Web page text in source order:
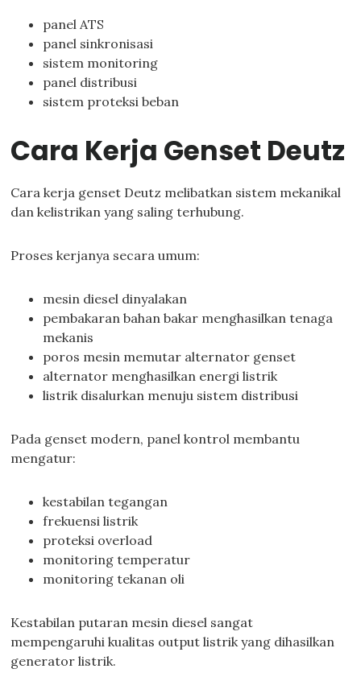
panel ATS
panel sinkronisasi
sistem monitoring
panel distribusi
sistem proteksi beban
Cara Kerja Genset Deutz
Cara kerja genset Deutz melibatkan sistem mekanikal
dan kelistrikan yang saling terhubung.
Proses kerjanya secara umum:
mesin diesel dinyalakan
pembakaran bahan bakar menghasilkan tenaga
mekanis
poros mesin memutar alternator genset
alternator menghasilkan energi listrik
listrik disalurkan menuju sistem distribusi
Pada genset modern, panel kontrol membantu
mengatur:
kestabilan tegangan
frekuensi listrik
proteksi overload
monitoring temperatur
monitoring tekanan oli
Kestabilan putaran mesin diesel sangat
mempengaruhi kualitas output listrik yang dihasilkan
generator listrik.